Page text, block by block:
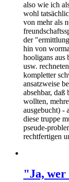
also wie ich
wohl
von mehr als
der
hin von
hooligans aus
usw.
kompletter
ansatzweise
absehbar, daß
wollten,
ausgebucht) -
diese truppe
pseude-
rechtfertigen
"Ja, wer